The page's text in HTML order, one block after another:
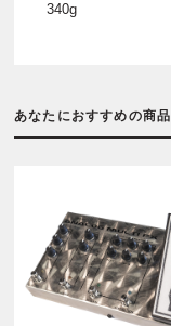
340g
あなたにおすすめの商品